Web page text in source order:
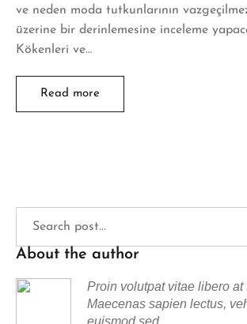
ve neden moda tutkunlarının
üzerine bir derinlemesine inceleme
Kökenleri ve…
Read more
About the author
Proin volutpat vitae libero at
Maecenas sapien lectus,
euismod sed